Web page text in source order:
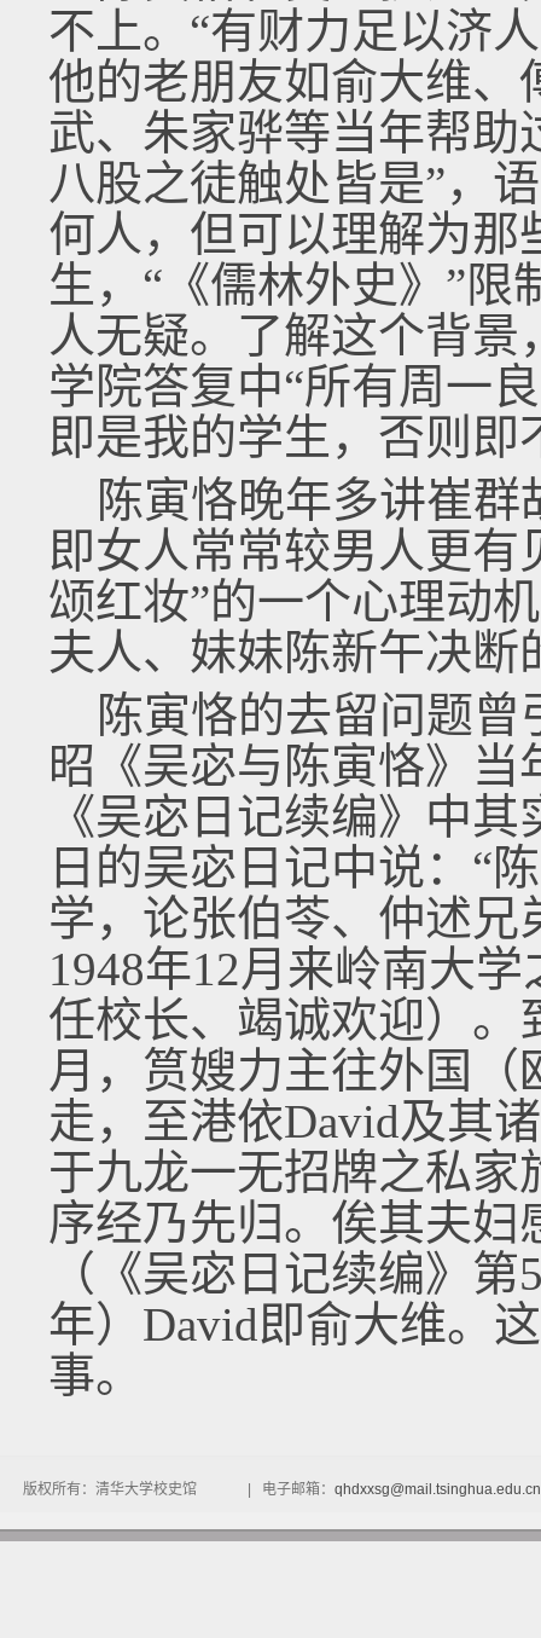
不上。“有财力足以济
他的老朋友如俞大维、
武、朱家骅等当年帮助
八股之徒触处皆是”，
何人，但可以理解为那
生，“《儒林外史》”
人无疑。了解这个背景
学院答复中“所有周一
即是我的学生，否则即
陈寅恪晚年多讲崔群
即女人常常较男人更有
颂红妆”的一个心理动
夫人、妹妹陈新午决
陈寅恪的去留问题曾
昭《吴宓与陈寅恪》
《吴宓日记续编》中
日的吴宓日记中说：“
学，论张伯苓、仲述
1948年12月来岭南大
任校长、竭诚欢迎）。
月，筼嫂力主往外国
走，至港依David及其
于九龙一无招牌之私家
序经乃先归。俟其夫妇
（《吴宓日记续编》
年）David即俞大维。
事。
版权所有：清华大学校史馆 | 电子邮箱： qhdxxsg@mail.tsinghua.edu.cn